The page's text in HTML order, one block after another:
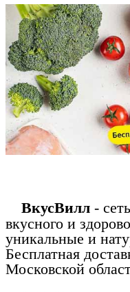
ВкусВилл -
вкусного и
уникальные и
Бесплатная
Московской